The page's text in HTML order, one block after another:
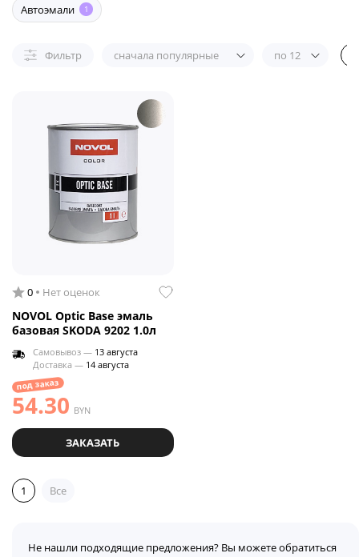
Автоэмали 1
Фильтр сначала популярные по 12
0 Нет оценок
NOVOL Optic Base эмаль
базовая SKODA 9202 1.0л
Самовывоз — 13 августа
Доставка — 14 августа
под заказ
54.30 BYN
ЗАКАЗАТЬ
1 Все
Не нашли подходящие предложения? Вы можете обратиться